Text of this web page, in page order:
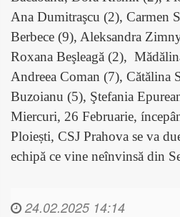
Ana Dumitraşcu (2), Carmen
Berbece (9), Aleksandra
Roxana Beşleagă (2),
Andreea Coman (7), Cătălina
Buzoianu (5), Ştefania
Miercuri, 26 Februarie,
Ploiești, CSJ Prahova se va
echipă ce vine neînvinsă din
24.02.2025 14:14